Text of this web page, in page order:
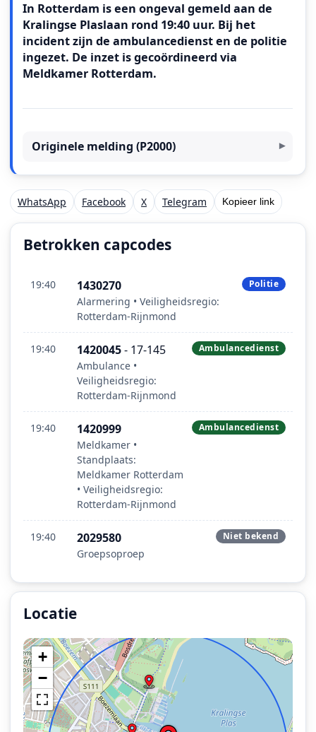
In Rotterdam is een ongeval gemeld aan de
Kralingse Plaslaan rond 19:40 uur. Bij het
incident zijn de ambulancedienst en de politie
ingezet. De inzet is gecoördineerd via
Meldkamer Rotterdam.
Originele melding (P2000)
WhatsApp Facebook X Telegram Kopieer link
Betrokken capcodes
19:40 1430270
Alarmering • Veiligheidsregio:
Rotterdam-Rijnmond
Politie
19:40 1420045- 17-145
Ambulance •
Veiligheidsregio:
Rotterdam-Rijnmond
Ambulancedienst
19:40 1420999
Meldkamer •
Standplaats:
Meldkamer Rotterdam
• Veiligheidsregio:
Rotterdam-Rijnmond
Ambulancedienst
19:40 2029580
Groepsoproep
Niet bekend
Locatie
+
−
Locatie van het incident: Kralingse Plaslaan,